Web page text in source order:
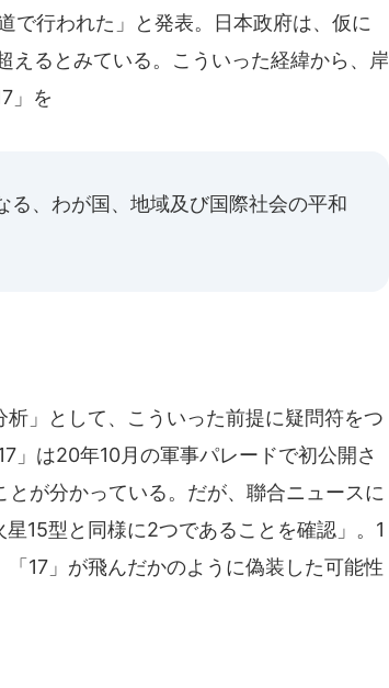
で行われた」と発表。日本政府は、仮に
るとみている。こういった経緯から、岸
」を
る、わが国、地域及び国際社会の平和
」として、こういった前提に疑問符をつ
」は20年10月の軍事パレードで初公開さ
が分かっている。だが、聯合ニュースに
15型と同様に2つであることを確認」。1
17」が飛んだかのように偽装した可能性